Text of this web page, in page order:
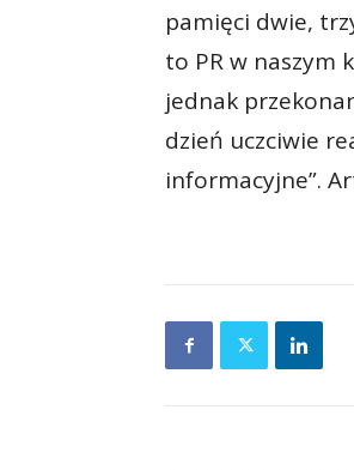
pamięci dwie,
to PR w naszym
jednak
dzień uczciwie
informacyjne”.